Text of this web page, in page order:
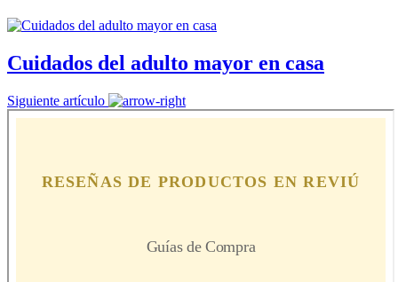
Cuidados del adulto mayor en casa
Siguiente artículo